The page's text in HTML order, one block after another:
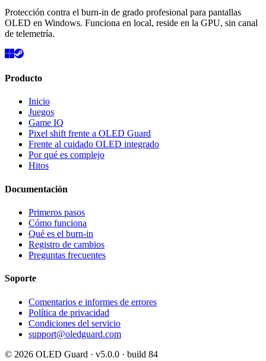
Protección contra el burn-in de grado profesional para pantallas
OLED en Windows. Funciona en local, reside en la GPU, sin canal
de telemetría.
Producto
Inicio
Juegos
Game IQ
Pixel shift frente a OLED Guard
Frente al cuidado OLED integrado
Por qué es complejo
Hitos
Documentación
Primeros pasos
Cómo funciona
Qué es el burn-in
Registro de cambios
Preguntas frecuentes
Soporte
Comentarios e informes de errores
Política de privacidad
Condiciones del servicio
support@oledguard.com
© 2026 OLED Guard · v5.0.0 · build 84